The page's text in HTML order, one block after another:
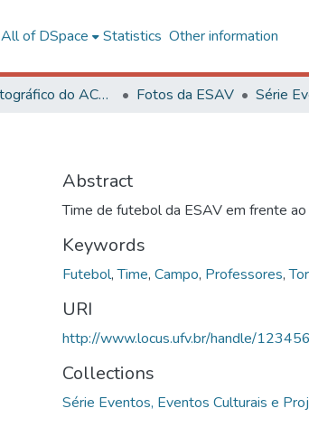
All of DSpace Statistics Other information
Acervo Fotográfico do ACH-UFV Fotos da ESAV
Abstract
Time de futebol da ESAV em frente ao
Keywords
Futebol,Time, Campo, Professores,
URI
http://www.locus.ufv.br/handle/
Collections
Série Eventos, Eventos Culturais e